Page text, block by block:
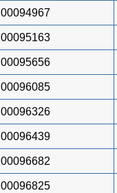
00094967
00095163
00095656
00096085
00096326
00096439
00096682
00096825